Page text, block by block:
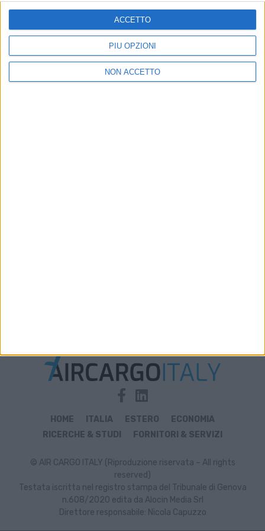
PIÙ OPZIONI
NON ACCETTO
ACCETTO
Dichiaro di aver letto e compreso l'informativa sulla privacy e
di dare il mio consenso alla ricezione di promozioni commerciali
Vedi POLITICA SULLA PRIVACY.
HOME ITALIA ESTERO
ECONOMIA
RICERCHE & STUDI
FORNITORI & SERVIZI
© AIR CARGO ITALY (Riproduzione riservata – All rights
reserved)
Testata iscritta nel registro stampa del Tribunale di Genova
n.608/2020 edita da Alocin Media Srl
Direttore responsabile: Nicola Capuzzo